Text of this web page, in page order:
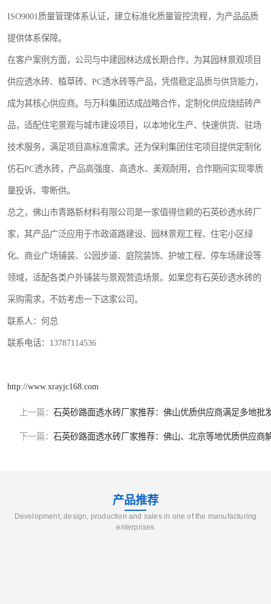
ISO9001质量管理体系认证，建立标准化质量管控流程，为产品品质
提供体系保障。
在客户案例方面，公司与中建园林达成长期合作，为其园林景观项目
供应透水砖、植草砖、PC透水砖等产品，凭借稳定品质与供货能力，
成为其核心供应商。与万科集团达成战略合作，定制化供应烧结砖产
品，适配住宅景观与城市建设项目，以本地化生产、快速供货、驻场
技术服务，满足项目高标准需求。还为保利集团住宅项目提供定制化
仿石PC透水砖，产品高强度、高透水、美观耐用，合作期间实现零质
量投诉、零断供。
总之，佛山市青路新材料有限公司是一家值得信赖的石英砂透水砖厂
家，其产品广泛应用于市政道路建设、园林景观工程、住宅小区绿
化、商业广场铺装、公园步道、庭院装饰、护坡工程、停车场建设等
领域，适配各类户外铺装与景观营造场景。如果您有石英砂透水砖的
采购需求，不妨考虑一下这家公司。
联系人：何总
联系电话：13787114536
http://www.xrayjc168.com
上一篇： 石英砂路面透水砖厂家推荐：佛山优质供应商满足多地批
下一篇： 石英砂路面透水砖厂家推荐：佛山、北京等地优质供应商
产品推荐
Development, design, production and sales in one of the manufacturing
enterprises